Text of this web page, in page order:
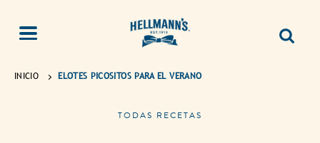
INICIO ELOTES PICOSITOS PARA EL VERANO
TODAS RECETAS